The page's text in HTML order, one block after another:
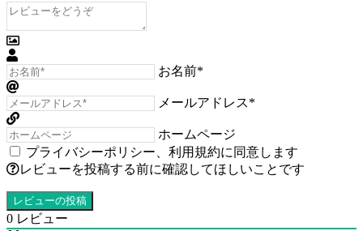
お名前*
メールアドレス*
ホームページ
プライバシーポリシー
利用規約に同意します
レビューを投稿する前に確認してほしいことです
0 レビュー